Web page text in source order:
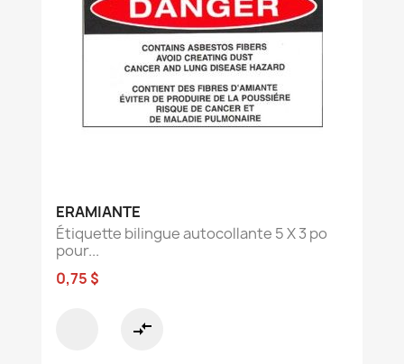
ERAMIANTE
Étiquette bilingue autocollante 5 X 3 po
pour...
0,75 $
compare_arrows